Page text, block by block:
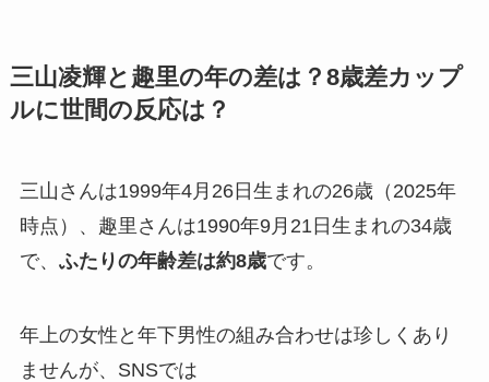
三山凌輝と趣里の年の差は？8歳差カップ
ルに世間の反応は？
三山さんは1999年4月26日生まれの26歳（2025年
時点）、趣里さんは1990年9月21日生まれの34歳
で、 ふたりの年齢差は約8歳です。
年上の女性と年下男性の組み合わせは珍しくあり
ませんが、SNSでは